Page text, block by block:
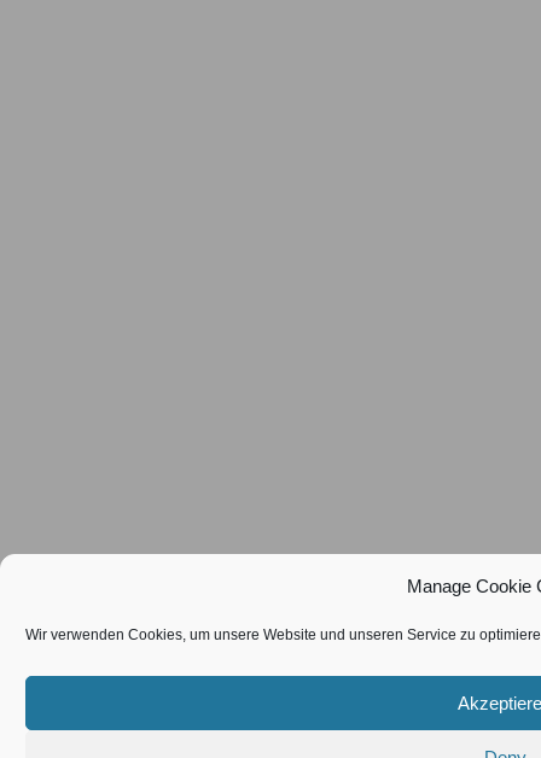
Manage Cookie
Wir verwenden Cookies, um unsere Website und unseren Service zu